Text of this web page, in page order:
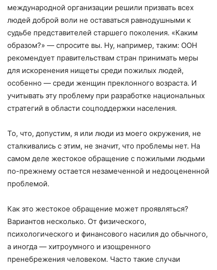
международной организации решили призвать всех
людей доброй воли не оставаться равнодушными к
судьбе представителей старшего поколения. «Каким
образом?» — спросите вы. Ну, например, таким: ООН
рекомендует правительствам стран принимать меры
для искоренения нищеты среди пожилых людей,
особенно — среди женщин преклонного возраста. И
учитывать эту проблему при разработке национальных
стратегий в области соцподдержки населения.
То, что, допустим, я или люди из моего окружения, не
сталкивались с этим, не значит, что проблемы нет. На
самом деле жестокое обращение с пожилыми людьми
по-прежнему остается незамеченной и недооцененной
проблемой.
Как это жестокое обращение может проявляться?
Вариантов несколько. От физического,
психологического и финансового насилия до обычного,
а иногда — хитроумного и изощренного
пренебрежения человеком. Часто такие случаи